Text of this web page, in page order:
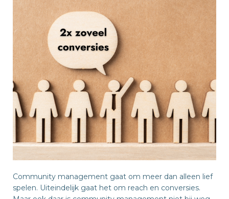
Community management gaat om meer dan alleen lief
spelen. Uiteindelijk gaat het om reach en conversies.